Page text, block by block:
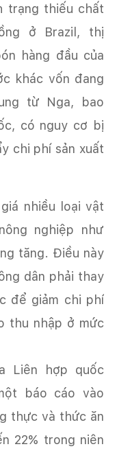
trạng thiếu chất
ở Brazil, thị
hàng đầu của
khác vốn đang
từ Nga, bao
có nguy cơ bị
chi phí sản xuất
nhiều loại vật
nghiệp như
tăng. Điều này
dân phải thay
để giảm chi phí
thu nhập ở mức
Liên hợp quốc
báo cáo vào
thực và thức ăn
22% trong niên